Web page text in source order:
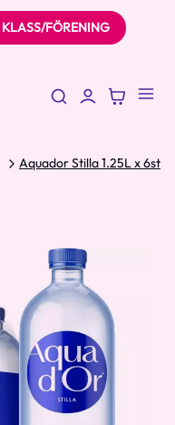
KLASS/FÖRENING
Aquador Stilla 1.25L x 6st